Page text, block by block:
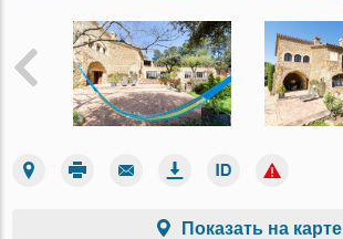
Показать на карте